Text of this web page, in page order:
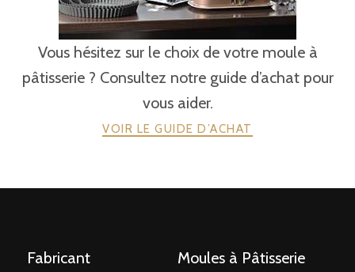
Vous hésitez sur le choix de votre moule à
pâtisserie ? Consultez notre guide d’achat pour
vous aider.
VOIR LE GUIDE D’ACHAT
Fabricant
Moules à Pâtisserie